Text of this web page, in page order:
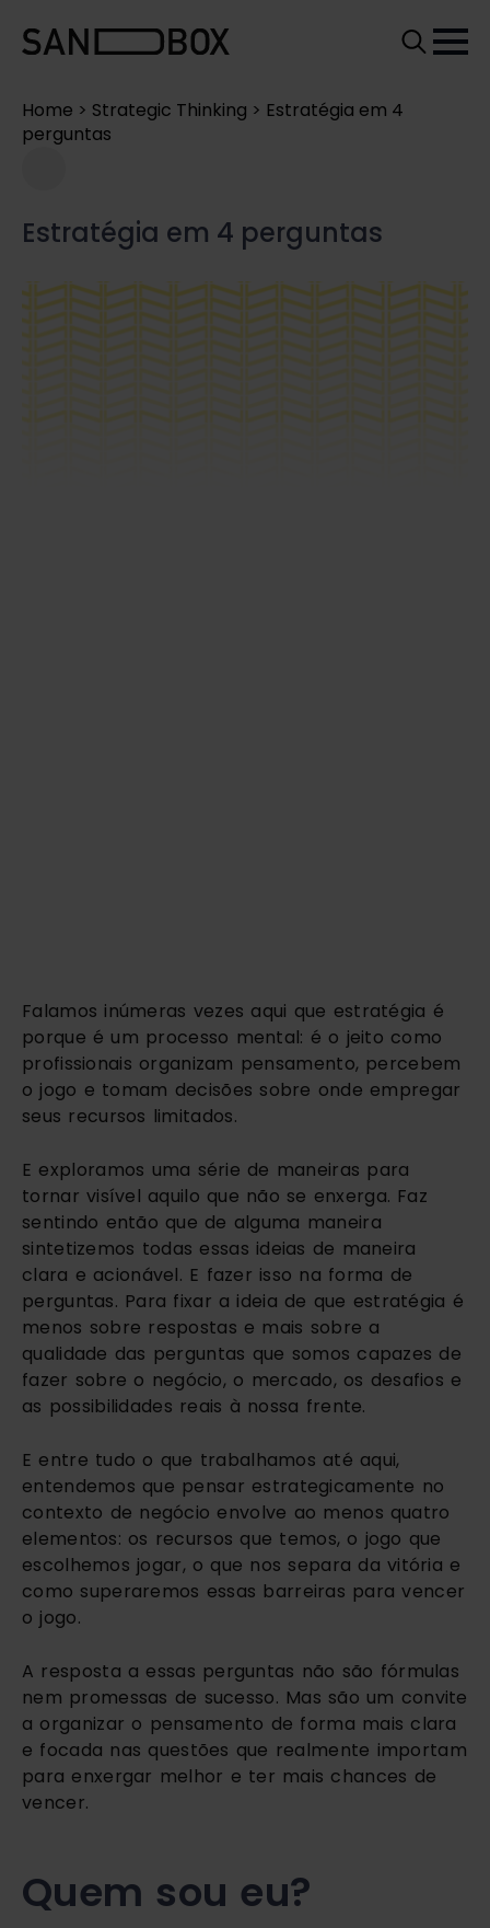
Home > Strategic Thinking > Estratégia em 4
perguntas
Estratégia em 4 perguntas
Falamos inúmeras vezes aqui que estratégia é
porque é um processo mental: é o jeito como
profissionais organizam pensamento, percebem
o jogo e tomam decisões sobre onde empregar
seus recursos limitados.
E exploramos uma série de maneiras para
tornar visível aquilo que não se enxerga. Faz
sentindo então que de alguma maneira
sintetizemos todas essas ideias de maneira
clara e acionável. E fazer isso na forma de
perguntas. Para fixar a ideia de que estratégia é
menos sobre respostas e mais sobre a
qualidade das perguntas que somos capazes de
fazer sobre o negócio, o mercado, os desafios e
as possibilidades reais à nossa frente.
E entre tudo o que trabalhamos até aqui,
entendemos que pensar estrategicamente no
contexto de negócio envolve ao menos quatro
elementos: os recursos que temos, o jogo que
escolhemos jogar, o que nos separa da vitória e
como superaremos essas barreiras para vencer
o jogo.
A resposta a essas perguntas não são fórmulas
nem promessas de sucesso. Mas são um convite
a organizar o pensamento de forma mais clara
e focada nas questões que realmente importam
para enxergar melhor e ter mais chances de
vencer.
Quem sou eu?